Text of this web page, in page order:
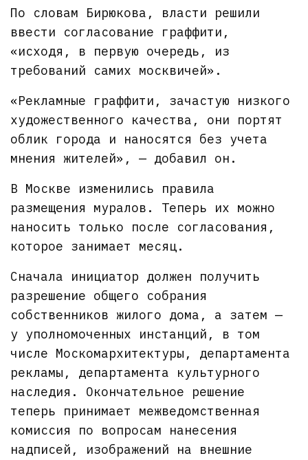
По словам Бирюкова, власти решили
ввести согласование граффити,
«исходя, в первую очередь, из
требований самих москвичей».
«Рекламные граффити, зачастую низкого
художественного качества, они портят
облик города и наносятся без учета
мнения жителей», — добавил он.
В Москве изменились правила
размещения муралов. Теперь их можно
наносить только после согласования,
которое занимает месяц.
Сначала инициатор должен получить
разрешение общего собрания
собственников жилого дома, а затем —
у уполномоченных инстанций, в том
числе Москомархитектуры, департамента
рекламы, департамента культурного
наследия. Окончательное решение
теперь принимает межведомственная
комиссия по вопросам нанесения
надписей, изображений на внешние